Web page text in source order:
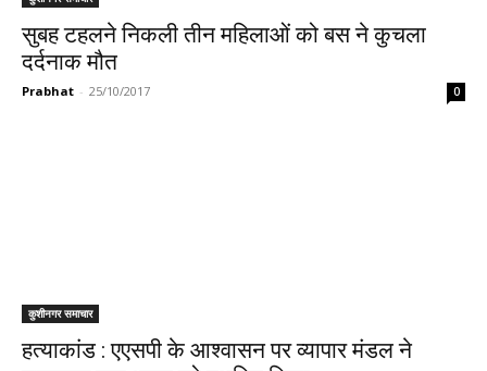
सुबह टहलने निकली तीन महिलाओं को बस ने कुचला
दर्दनाक मौत
Prabhat - 25/10/2017 0
कुशीनगर समाचार
हत्याकांड : एएसपी के आश्वासन पर व्यापार मंडल ने